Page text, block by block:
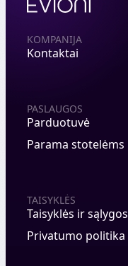
KOMPANIJA
Kontaktai
PASLAUGOS
Parduotuvė
Parama stotelėms
TAISYKLĖS
Taisyklės ir sąlygos
Privatumo politika